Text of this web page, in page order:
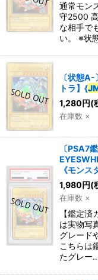
通常モン
守2500
な相手で
い。 ※状
〔状態
トラ】{
1,280円(
在庫数 ×
〔PSA7
《モンス
1,980円(
在庫数 ×
【鑑定
は実物写
グレード
こちらは
たグレー